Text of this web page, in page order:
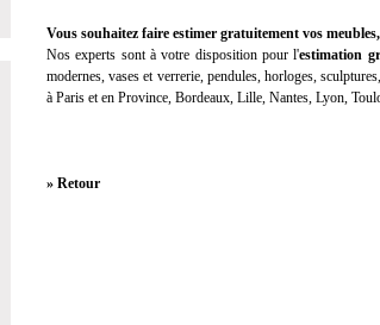
Vous souhaitez faire estimer gratuitement vos
Nos experts sont à votre disposition pour l'estimation
modernes, vases et verrerie, pendules, horloges,
à Paris et en Province, Bordeaux, Lille, Nantes, Lyon,
» Retour